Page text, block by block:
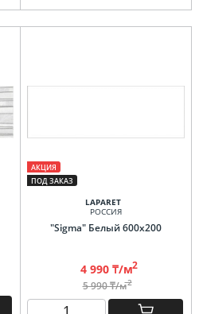
АКЦИЯ
ПОД ЗАКАЗ
LAPARET
РОССИЯ
"Sigma" Белый 600х200
4 990 ₸/м2
5 990 ₸/м2